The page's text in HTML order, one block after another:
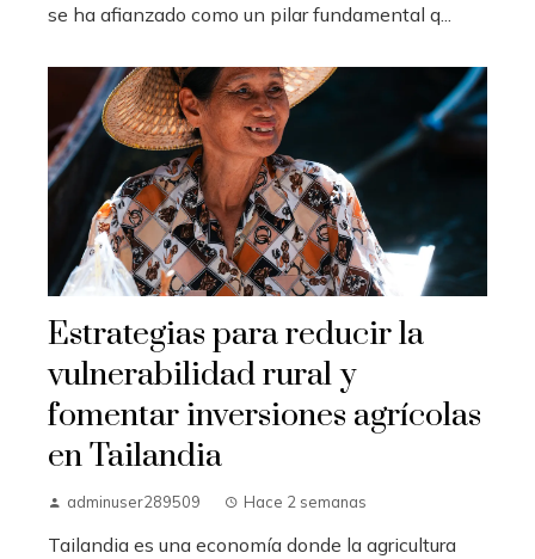
se ha afianzado como un pilar fundamental q...
Estrategias para reducir la
vulnerabilidad rural y
fomentar inversiones agrícolas
en Tailandia
adminuser289509 Hace 2 semanas
Tailandia es una economía donde la agricultura